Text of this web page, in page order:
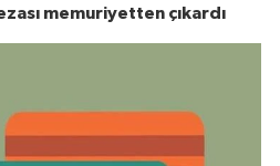
memuriyetten çıkardı